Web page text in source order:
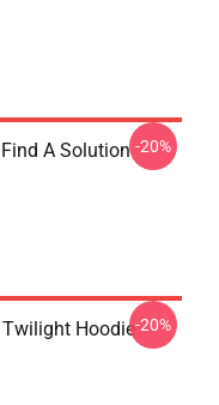
A Solution -20%
Hoodie-20%